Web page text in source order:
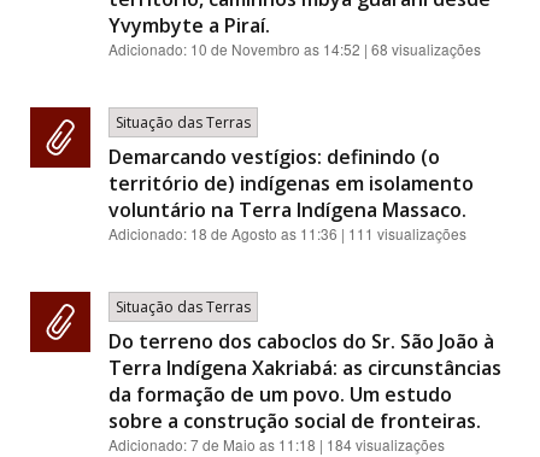
Yvymbyte a Piraí.
Adicionado: 10 de Novembro as 14:52 | 68 visualizações
Situação das Terras
Demarcando vestígios: definindo (o
território de) indígenas em isolamento
voluntário na Terra Indígena Massaco.
Adicionado: 18 de Agosto as 11:36 | 111 visualizações
Situação das Terras
Do terreno dos caboclos do Sr. São João à
Terra Indígena Xakriabá: as circunstâncias
da formação de um povo. Um estudo
sobre a construção social de fronteiras.
Adicionado:7 de Maio as 11:18 | 184 visualizações